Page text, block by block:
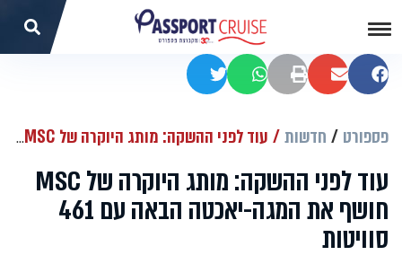
שתפו בפייסבוק
שתפו במיילהדפסהשתפו בוואטסאפשתפו בטוויטר
פספורט חדשות עוד לפני ההשקה: מותג היוקרה של MSC חושף את המגה-יאכטה הבאה עם 461 סוויטות
עוד לפני ההשקה: מותג היוקרה של MSC
חושף את המגה-יאכטה הבאה עם 461
סוויטות